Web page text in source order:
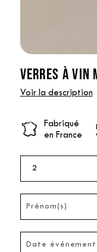
VERRES À VIN
Voir la description
Fabriqué
en France